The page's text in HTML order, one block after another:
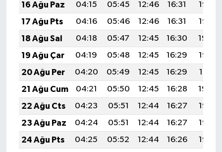
16 Ağu Paz
04:15 05:45 12:46 16:31
19:36
17 Ağu Pts
04:16 05:46 12:46 16:31
19:35
18 Ağu Sal
04:18 05:47 12:45 16:30
19:34
19 Ağu Çar
04:19 05:48 12:45 16:29
19:32
20 Ağu Per
04:20 05:49 12:45 16:29
19:31
21 Ağu Cum
04:21 05:50 12:45 16:28
19:30
22 Ağu Cts
04:23 05:51 12:44 16:27
19:28
23 Ağu Paz
04:24 05:51 12:44 16:27
19:27
24 Ağu Pts
04:25 05:52 12:44 16:26
19:25